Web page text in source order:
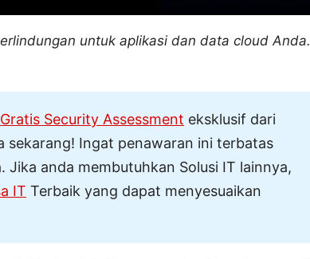
untuk aplikasi dan data cloud Anda.
Gratis Security Assessment eksklusif dari
sekarang! Ingat penawaran ini terbatas
anda membutuhkan Solusi IT lainnya,
IT Terbaik yang dapat menyesuaikan